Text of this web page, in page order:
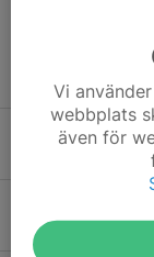
Tidigare
7 dec
Vi
webbplats
även för